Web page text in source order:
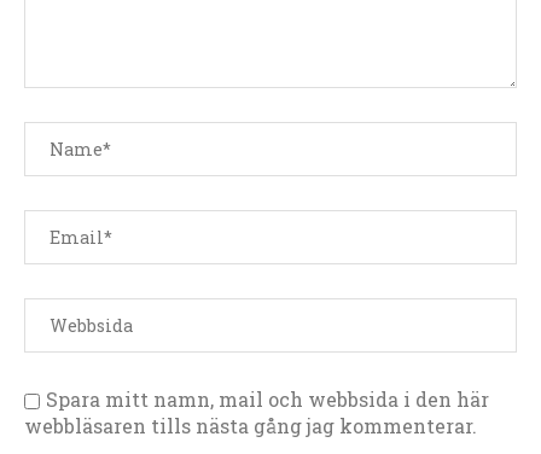
Spara mitt namn, mail och webbsida i den här
webbläsaren tills nästa gång jag kommenterar.